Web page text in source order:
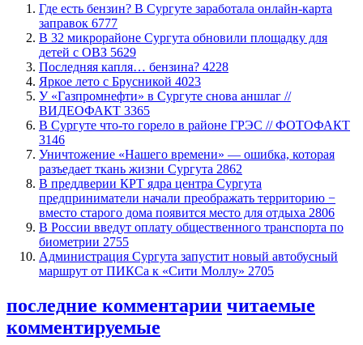
​Где есть бензин? В Сургуте заработала онлайн-карта
заправок 6777
В 32 микрорайоне Сургута обновили площадку для
детей с ОВЗ 5629
​Последняя капля… бензина? 4228
Яркое лето с Брусникой 4023
У «Газпромнефти» в Сургуте снова аншлаг //
ВИДЕОФАКТ 3365
​В Сургуте что-то горело в районе ГРЭС // ФОТОФАКТ
3146
​Уничтожение «Нашего времени» — ошибка, которая
разъедает ткань жизни Сургута 2862
​В преддверии КРТ ядра центра Сургута
предприниматели начали преображать территорию −
вместо старого дома появится место для отдыха 2806
В России введут оплату общественного транспорта по
биометрии 2755
​Администрация Сургута запустит новый автобусный
маршрут от ПИКСа к «Сити Моллу» 2705
последние комментарии читаемые
комментируемые